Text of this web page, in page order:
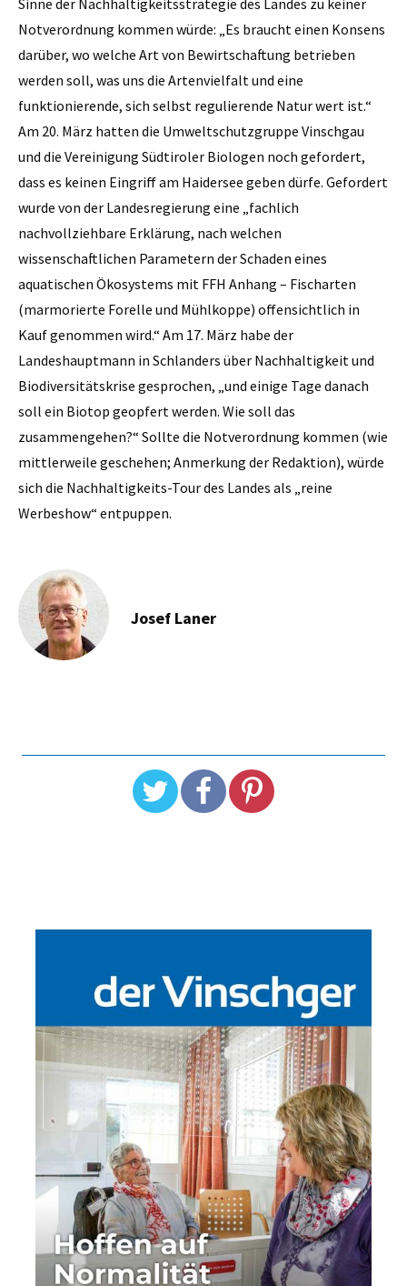
Notverordnung kommen würde: „Es braucht einen Konsens
darüber, wo welche Art von Bewirtschaftung betrieben
werden soll, was uns die Artenvielfalt und eine
funktionierende, sich selbst regulierende Natur wert ist.“
Am 20. März hatten die Umweltschutzgruppe Vinschgau
und die Vereinigung Südtiroler Biologen noch gefordert,
dass es keinen Eingriff am Haidersee geben dürfe. Gefordert
wurde von der Landesregierung eine „fachlich
nachvollziehbare Erklärung, nach welchen
wissenschaftlichen Parametern der Schaden eines
aquatischen Ökosystems mit FFH Anhang – Fischarten
(marmorierte Forelle und Mühlkoppe) offensichtlich in
Kauf genommen wird.“ Am 17. März habe der
Landeshauptmann in Schlanders über Nachhaltigkeit und
Biodiversitätskrise gesprochen, „und einige Tage danach
soll ein Biotop geopfert werden. Wie soll das
zusammengehen?“ Sollte die Notverordnung kommen (wie
mittlerweile geschehen; Anmerkung der Redaktion), würde
sich die Nachhaltigkeits-Tour des Landes als „reine
Werbeshow“ entpuppen.
Josef Laner